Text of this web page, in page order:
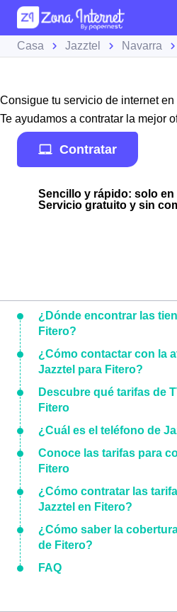
Casa Jazztel Navarra
Consigue tu servicio de internet
Te ayudamos a contratar la mejor
Contratar
Sencillo y rápido: solo en
Servicio gratuito y sin
¿Dónde encontrar las
Fitero?
¿Cómo contactar con la
Jazztel para Fitero?
Descubre qué tarifas de
Fitero
¿Cuál es el teléfono de
Conoce las tarifas para
Fitero
¿Cómo contratar las
Jazztel en Fitero?
¿Cómo saber la
de Fitero?
FAQ